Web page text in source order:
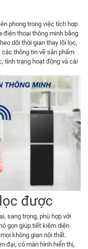
phong trong việc tích hợp
điện thoại thông minh bằng
dõi thời gian thay lõi lọc,
thông tin về sản phẩm
tình trạng hoạt động và cài
được
sang trọng, phù hợp với
gọn giúp tiết kiệm diện
không gian nội thất.
đại, có màn hình hiển thị,